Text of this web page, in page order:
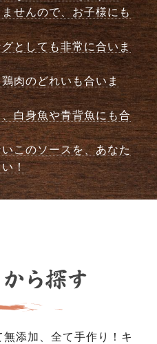
せんので、お子様にも
としても非常に合いま
肉のどれいも合いま
白身魚や青背魚にも合
このソースを、あなた
！
添加、全て手作り！キ